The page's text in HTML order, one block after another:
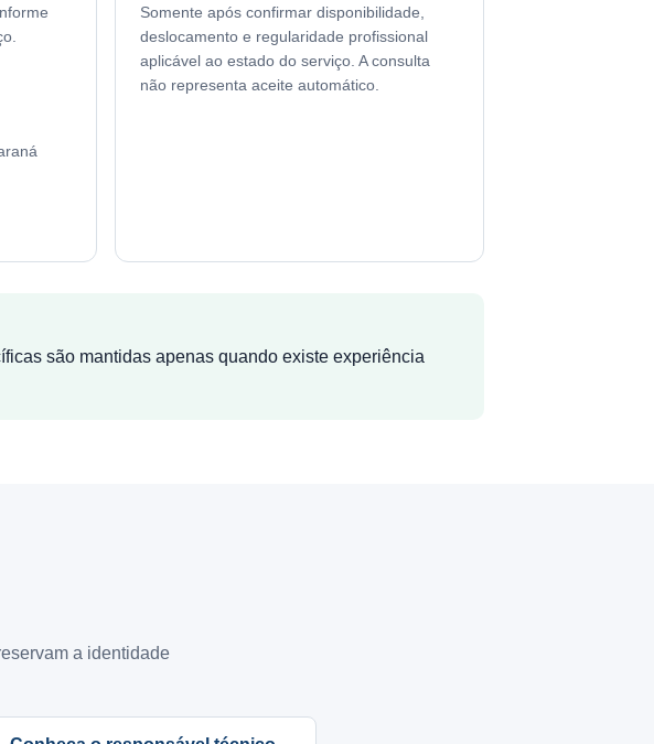
Somente após confirmar disponibilidade,
deslocamento e regularidade profissional
aplicável ao estado do serviço. A consulta
não representa aceite automático.
são mantidas apenas quando existe experiência
a identidade